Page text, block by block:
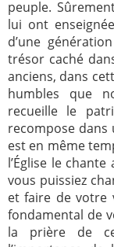
peuple.
lui ont
d’une
trésor caché
anciens, dans
humbles que
recueille le
recompose
est en même
l’Église le
vous puissiez
et faire de votre
fondamental de
la prière de